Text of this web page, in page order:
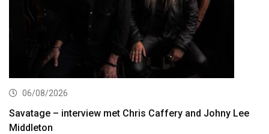
06/08/2026
Savatage – interview met Chris Caffery and Johny Lee
Middleton